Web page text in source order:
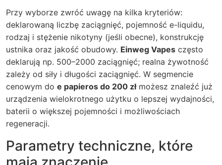
Przy wyborze zwróć uwagę na kilka kryteriów:
deklarowaną liczbę zaciągnięć, pojemność e-liquidu,
rodzaj i stężenie nikotyny (jeśli obecne), konstrukcję
ustnika oraz jakość obudowy. Einweg Vapes często
deklarują np. 500–2000 zaciągnięć; realna żywotność
zależy od siły i długości zaciągnięć. W segmencie
cenowym do e papieros do 200 złmożesz znaleźć już
urządzenia wielokrotnego użytku o lepszej wydajności,
baterii o większej pojemności i możliwościach
regeneracji.
Parametry techniczne, które